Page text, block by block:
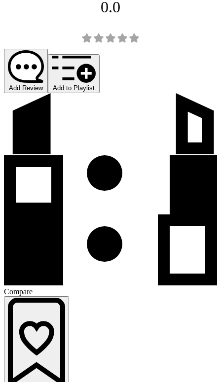
0.0
Add Review Add to Playlist
Compare